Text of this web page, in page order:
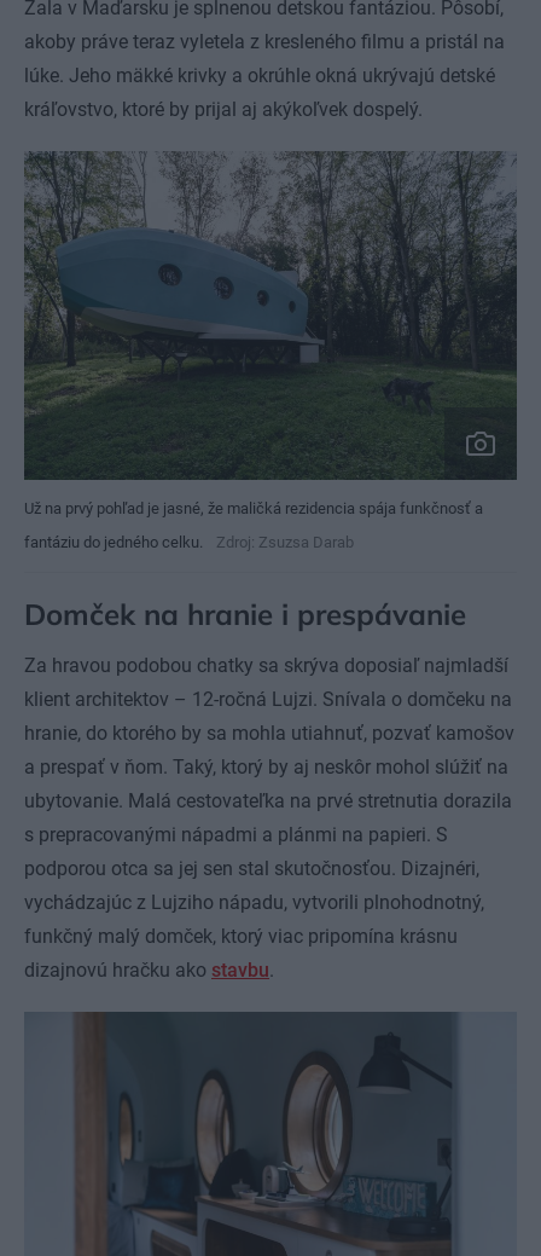
Zala v Maďarsku je splnenou detskou fantáziou. Pôsobí,
akoby práve teraz vyletela z kresleného filmu a pristál na
lúke. Jeho mäkké krivky a okrúhle okná ukrývajú detské
kráľovstvo, ktoré by prijal aj akýkoľvek dospelý.
Už na prvý pohľad je jasné, že maličká rezidencia spája funkčnosť a
fantáziu do jedného celku.
Zdroj: Zsuzsa Darab
Domček na hranie i prespávanie
Za hravou podobou chatky sa skrýva doposiaľ najmladší
klient architektov – 12-ročná Lujzi. Snívala o domčeku na
hranie, do ktorého by sa mohla utiahnuť, pozvať kamošov
a prespať v ňom. Taký, ktorý by aj neskôr mohol slúžiť na
ubytovanie. Malá cestovateľka na prvé stretnutia dorazila
s prepracovanými nápadmi a plánmi na papieri. S
podporou otca sa jej sen stal skutočnosťou. Dizajnéri,
vychádzajúc z Lujziho nápadu, vytvorili plnohodnotný,
funkčný malý domček, ktorý viac pripomína krásnu
dizajnovú hračku ako stavbu.